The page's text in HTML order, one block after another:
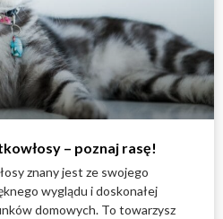
– poznaj rasę!
znany jest ze swojego
wyglądu i doskonałej
domowych. To towarzysz